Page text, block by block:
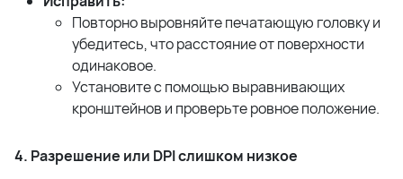
Повторно выровняйте печатающую головку и
убедитесь, что расстояние от поверхности
одинаковое.
Установите с помощью выравнивающих
кронштейнов и проверьте ровное положение.
4. Разрешение или DPI слишком низкое